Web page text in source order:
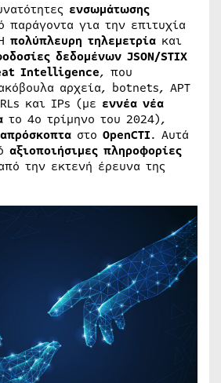
ενσωμάτωσης
παράγοντα για την επιτυχία
πολύπλευρη τηλεμετρία και
δεδομένων JSON/STIX
Intelligence, που
αρχεία, botnets, APT
και IPs (με εννέα νέα
το 4ο τρίμηνο του 2024),
απρόσκοπτα στο OpenCTI. Αυτά
αξιοποιήσιμες πληροφορίες
την εκτενή έρευνα της